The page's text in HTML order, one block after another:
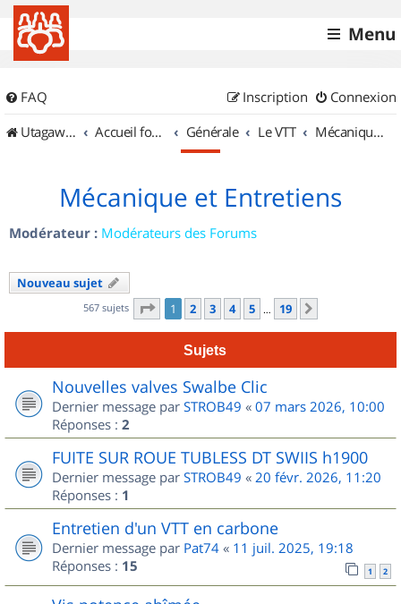
Menu
FAQ Connexion
Inscription
UtagawaVTT (Randos VTT et VTTAE avec traces GPS)
Accueil forum Générale Le VTT Mécanique et Entretiens
Mécanique et Entretiens
Modérateur : Modérateurs des Forums
Nouveau sujet
567 sujets Page 1sur
1 2 3 4 5 … 19
Sujets
Nouvelles valves Swalbe Clic
Dernier message par STROB49 « 07 mars 2026, 10:00
Réponses : 2
FUITE SUR ROUE TUBLESS DT SWIIS h1900
Dernier message par STROB49 « 20 févr. 2026, 11:20
Réponses : 1
Entretien d'un VTT en carbone
Dernier message par Pat74 « 11 juil. 2025, 19:18
Réponses : 15 1 2